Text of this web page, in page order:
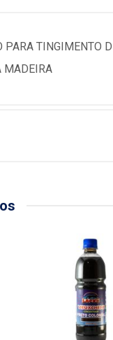
PARA TINGIMENTO
MADEIRA